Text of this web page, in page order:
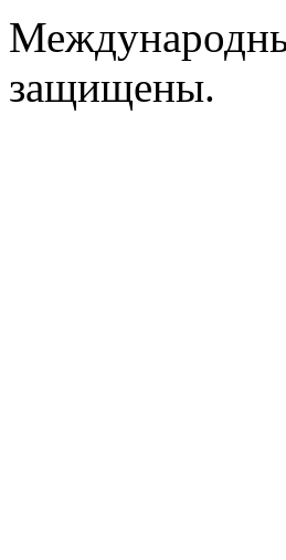
защищены.